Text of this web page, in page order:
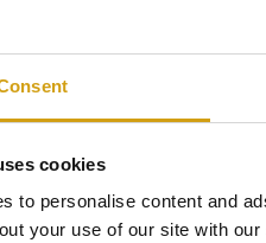
cookies
to personalise content and
your use of our site with